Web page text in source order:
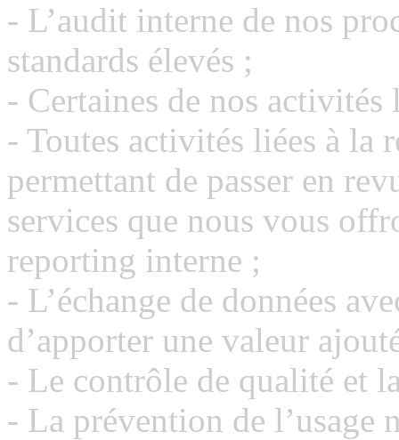
- L’audit interne de nos
standards élevés ;
- Certaines de nos
- Toutes activités liées à la
permettant de passer en
services que nous vous
reporting interne ;
- L’échange de données
d’apporter une valeur
- Le contrôle de qualité et
- La prévention de l’usage